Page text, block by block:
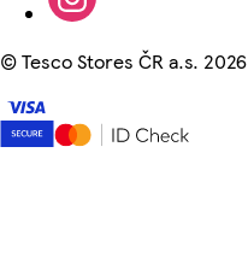
©Tesco Stores ČR a.s. 2026